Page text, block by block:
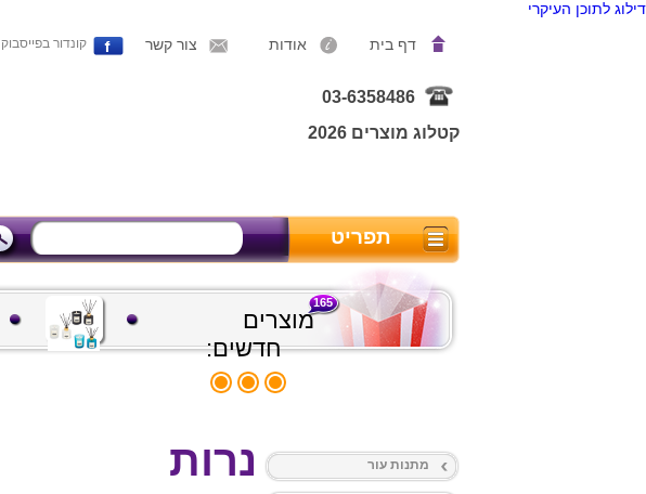
דילוג לתוכן העיקרי
דף בית אודות צור קשר קונדור בפייסבוק
03-6358486
קטלוג מוצרים 2026
תפריט
מוצרים
חדשים:
165
מתנות עור נרות